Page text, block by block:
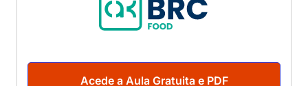
Acede a Aula Gratuita e PDF